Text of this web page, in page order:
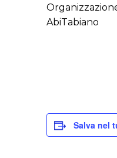
AbiTabiano
Salva nel